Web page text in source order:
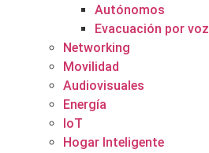
Autónomos
Evacuación por voz
Networking
Movilidad
Audiovisuales
Energía
IoT
Hogar Inteligente